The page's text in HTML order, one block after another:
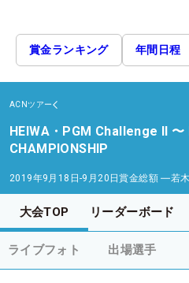
賞金ランキング 年間日程
ACNツアー
HEIWA・PGM Challenge II
CHAMPIONSHIP
2019年9月18日-9月20日賞金総額 ―若
大会TOP リーダーボード
ライブフォト 出場選手